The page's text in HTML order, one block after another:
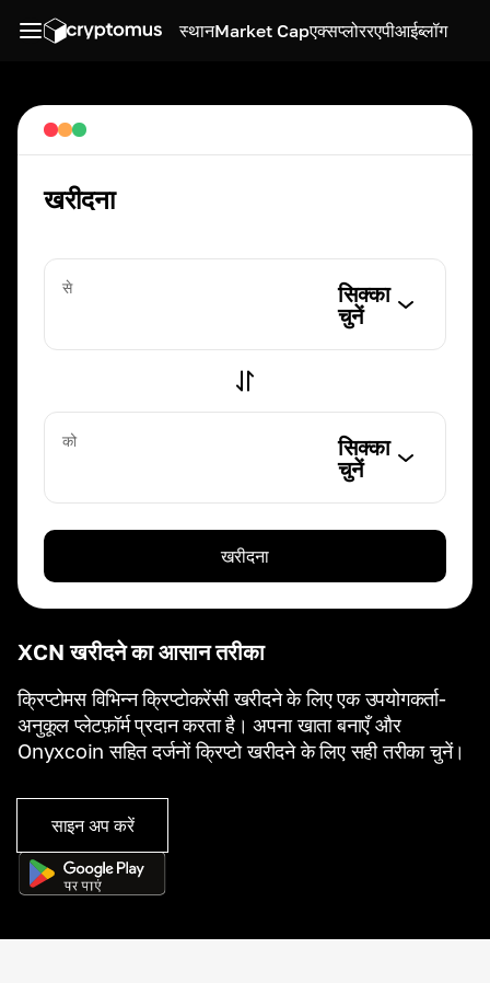
स्थानMarket Capएक्सप्लोररएपीआईब्लॉग
XCN खरीदने का आसान तरीका
क्रिप्टोमस विभिन्न क्रिप्टोकरेंसी खरीदने के लिए एक उपयोगकर्ता-
अनुकूल प्लेटफ़ॉर्म प्रदान करता है। अपना खाता बनाएँ और
Onyxcoin सहित दर्जनों क्रिप्टो खरीदने के लिए सही तरीका चुनें।
साइन अप करें
खरीदना
से
सिक्का
चुनें
को
सिक्का
चुनें
खरीदना